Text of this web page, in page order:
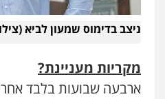
ניצב בדימוס שמעון לביא
מקריות מעניינת?
ארבעה שבועות בלבד